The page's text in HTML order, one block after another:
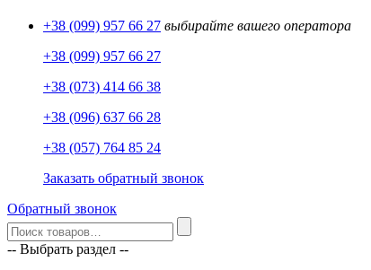
+38 (099) 957 66 27 выбирайте вашего оператора
+38 (099) 957 66 27
+38 (073) 414 66 38
+38 (096) 637 66 28
+38 (057) 764 85 24
Заказать обратный звонок
Обратный звонок
-- Выбрать раздел --